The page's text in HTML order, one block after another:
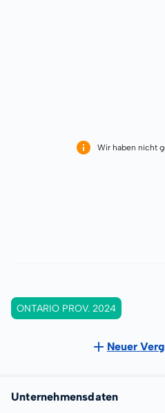
Wir haben nicht
ONTARIO PROV. 2024
Neuer
Unternehmensdaten